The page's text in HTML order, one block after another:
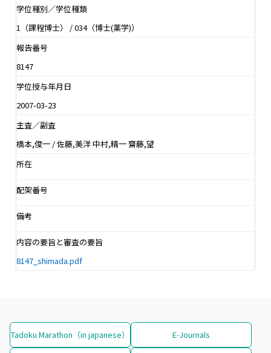
学位種別／学位種類
1（課程博士） / 034（博士(薬学)）
報告番号
8147
学位授与年月日
2007-03-23
主査／副査
橋本,俊一 / 佐藤,美洋 中村,精一 齋藤,望
所在
配架番号
備考
内容の要旨と審査の要旨
8147_shimada.pdf
Tadoku Marathon（in japanese） E-Journals